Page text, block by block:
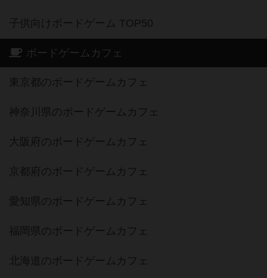
子供向けボードゲーム TOP50
ボードゲームカフェ
東京都のボードゲームカフェ
神奈川県のボードゲームカフェ
大阪府のボードゲームカフェ
京都府のボードゲームカフェ
愛知県のボードゲームカフェ
福岡県のボードゲームカフェ
北海道のボードゲームカフェ